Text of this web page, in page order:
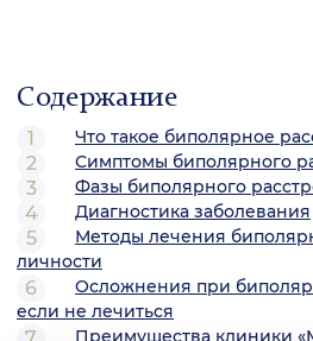
Содержание
Что такое биполярное
Симптомы биполярного
Фазы биполярного
Диагностика заболевания
Методы лечения
личности
Осложнения при
если не лечиться
Преимущества клиники